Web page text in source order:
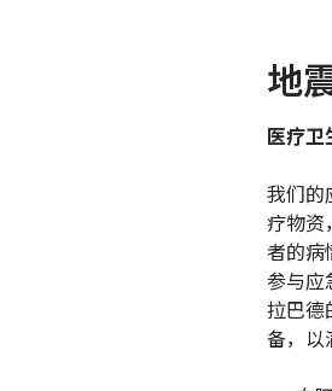
地
医疗卫
我们的
疗物资
者的病
参与应
拉巴德
备，以